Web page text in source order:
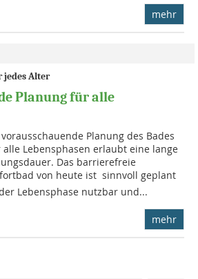
mehr
jedes Alter
Planung für alle
Planung des Bades
alle Lebensphasen erlaubt eine lange
Das barriere­freie
von heute ist  sinnvoll geplant 
Lebensphase nutzbar und...
mehr